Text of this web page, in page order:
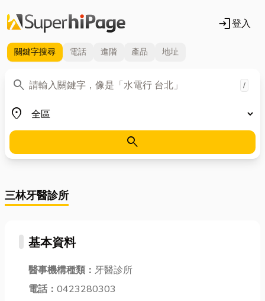
login登入
關鍵字搜尋 電話 進階 產品 地址
search
關鍵字 /
place
地區
search
三林牙醫診所
基本資料
醫事機構種類： 牙醫診所
電話： 0423280303